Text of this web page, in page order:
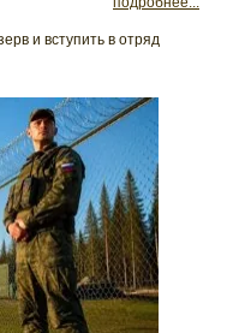
и вступить в отряд